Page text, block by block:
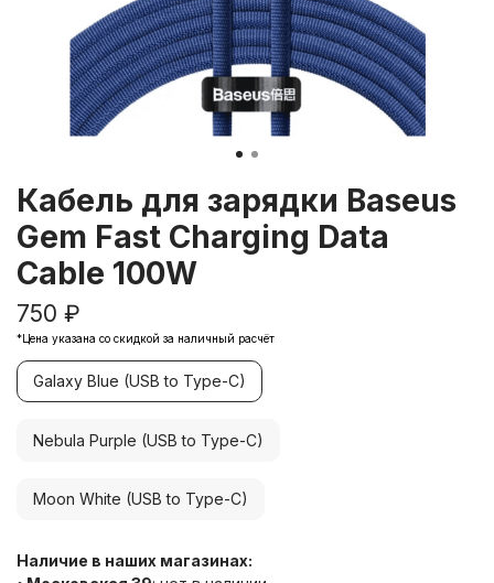
Кабель для зарядки Baseus
Gem Fast Charging Data
Cable 100W
750 ₽
*Цена указана со скидкой за наличный расчёт
Наличие в наших магазинах:
Galaxy Blue (USB to Type-C)
Nebula Purple (USB to Type-C)
Moon White (USB to Type-C)